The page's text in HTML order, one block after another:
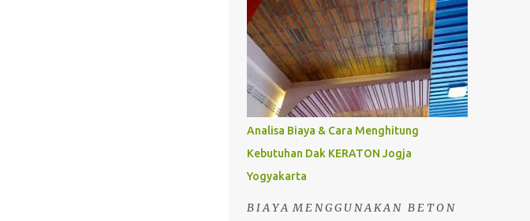
Analisa Biaya & Cara Menghitung
Kebutuhan Dak KERATON Jogja
Yogyakarta
B I A Y A M E N G G U N A K A N B E T O N